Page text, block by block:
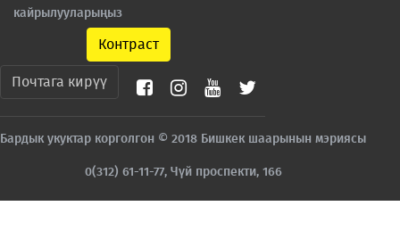
кайрылууларыңыз
Контраст
Почтага кирүү
Бардык укуктар корголгон © 2018 Бишкек шаарынын мэриясы
0(312) 61-11-77, Чүй проспекти, 166